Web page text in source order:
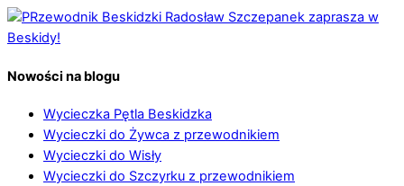
Nowości na blogu
Wycieczka Pętla Beskidzka
Wycieczki do Żywca z przewodnikiem
Wycieczki do Wisły
Wycieczki do Szczyrku z przewodnikiem